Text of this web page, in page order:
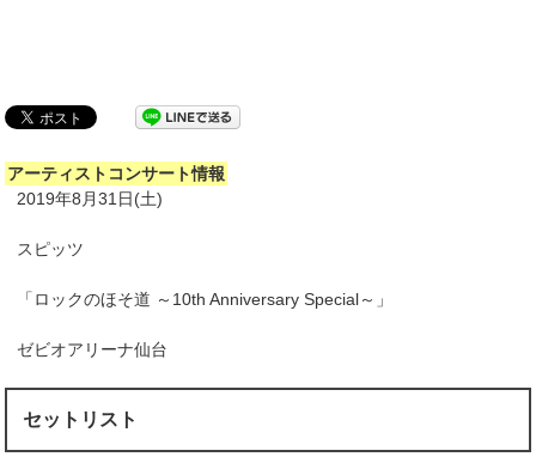
アーティストコンサート情報
2019年8月31日(土)
スピッツ
「ロックのほそ道 ～10th Anniversary Special～」
ゼビオアリーナ仙台
セットリスト